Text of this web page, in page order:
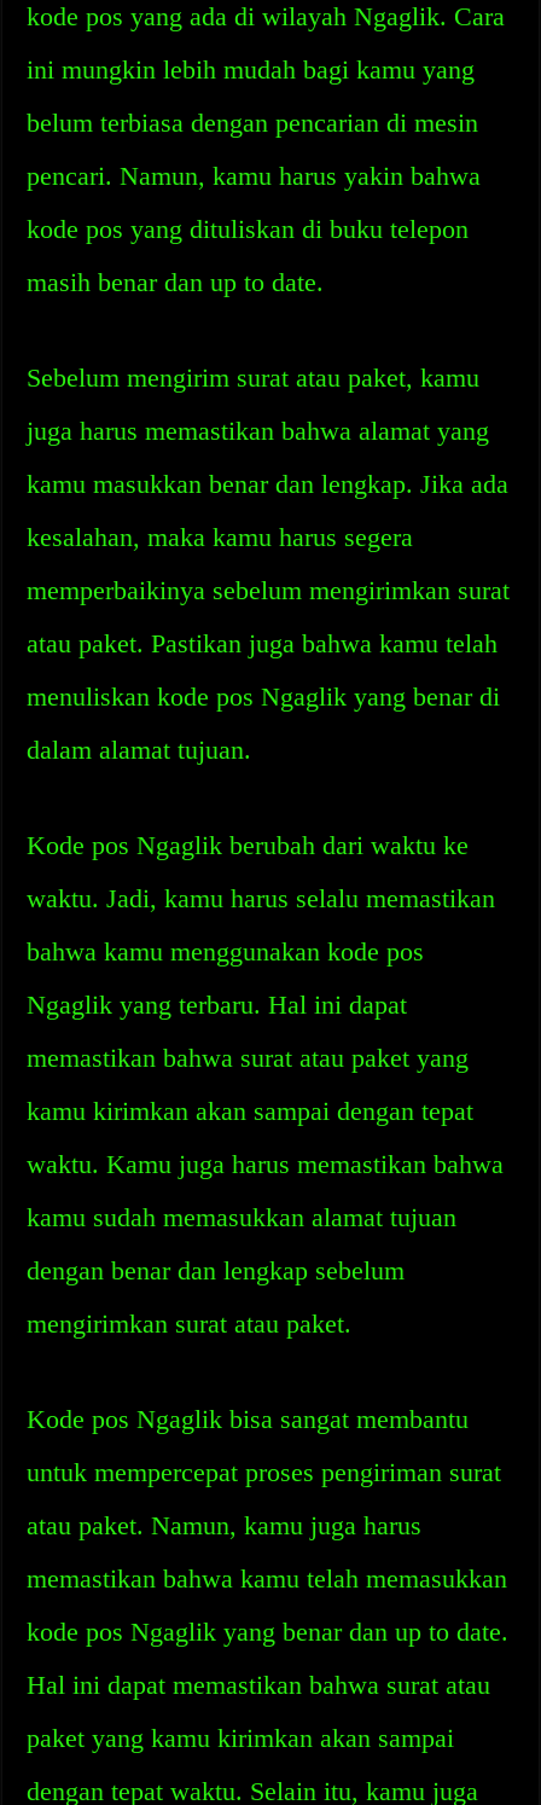
kode pos yang ada di wilayah Ngaglik. Cara
ini mungkin lebih mudah bagi kamu yang
belum terbiasa dengan pencarian di mesin
pencari. Namun, kamu harus yakin bahwa
kode pos yang dituliskan di buku telepon
masih benar dan up to date.
Sebelum mengirim surat atau paket, kamu
juga harus memastikan bahwa alamat yang
kamu masukkan benar dan lengkap. Jika ada
kesalahan, maka kamu harus segera
memperbaikinya sebelum mengirimkan surat
atau paket. Pastikan juga bahwa kamu telah
menuliskan kode pos Ngaglik yang benar di
dalam alamat tujuan.
Kode pos Ngaglik berubah dari waktu ke
waktu. Jadi, kamu harus selalu memastikan
bahwa kamu menggunakan kode pos
Ngaglik yang terbaru. Hal ini dapat
memastikan bahwa surat atau paket yang
kamu kirimkan akan sampai dengan tepat
waktu. Kamu juga harus memastikan bahwa
kamu sudah memasukkan alamat tujuan
dengan benar dan lengkap sebelum
mengirimkan surat atau paket.
Kode pos Ngaglik bisa sangat membantu
untuk mempercepat proses pengiriman surat
atau paket. Namun, kamu juga harus
memastikan bahwa kamu telah memasukkan
kode pos Ngaglik yang benar dan up to date.
Hal ini dapat memastikan bahwa surat atau
paket yang kamu kirimkan akan sampai
dengan tepat waktu. Selain itu, kamu juga